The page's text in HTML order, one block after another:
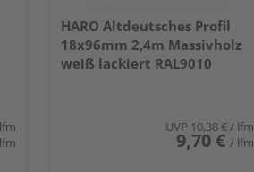
HARO Altdeutsches Profil
18x96mm 2,4m Massivholz
weiß lackiert RAL9010
UVP 10,38 € / lfm
9,70 € / lfm